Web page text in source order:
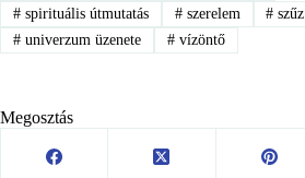
#spirituális útmutatás #szerelem # szűz
#univerzum üzenete #vízöntő
Megosztás